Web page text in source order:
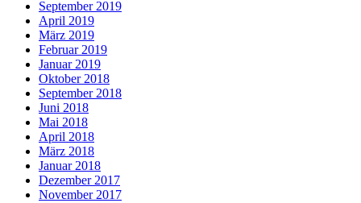
September 2019
April 2019
März 2019
Februar 2019
Januar 2019
Oktober 2018
September 2018
Juni 2018
Mai 2018
April 2018
März 2018
Januar 2018
Dezember 2017
November 2017